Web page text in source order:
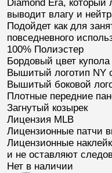
Diamond Era, который
выводит влагу и
Подойдет как для
повседневного
100% Полиэстер
Бордовый цвет купола
Вышитый логотип NY
Вышитый боковой
Плотные передние
Загнутый козырек
Лицензия MLB
Лицензионные патчи
Лицензионные
и не оставляют
Нет в наличии